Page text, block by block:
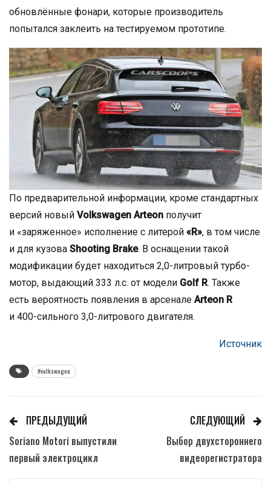
обновлённые фонари, которые производитель
попытался заклеить на тестируемом прототипе.
По предварительной информации, кроме стандартных
версий новый Volkswagen Arteon получит
и «заряженное» исполнение с литерой «R», в том числе
и для кузова Shooting Brake. В оснащении такой
модификации будет находиться 2,0-литровый турбо-
мотор, выдающий 333 л.с. от модели Golf R. Также
есть вероятность появления в арсенале Arteon R
и 400-сильного 3,0-литрового двигателя.
Источник
#volkswagen
ПРЕДЫДУЩИЙ
Soriano Motori выпустили
первый электроцикл
СЛЕДУЮЩИЙ
Выбор двухстороннего
видеорегистратора